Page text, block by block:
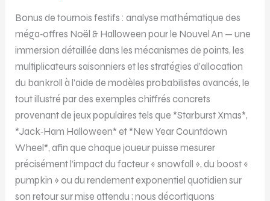
Bonus de tournois festifs : analyse mathématique des
méga‑offres Noël & Halloween pour le Nouvel An — une
immersion détaillée dans les mécanismes de points, les
multiplicateurs saisonniers et les stratégies d’allocation
du bankroll à l’aide de modèles probabilistes avancés, le
tout illustré par des exemples chiffrés concrets
provenant de jeux populaires tels que *Starburst Xmas*,
*Jack‑Ham Halloween* et *New Year Countdown
Wheel*, afin que chaque joueur puisse mesurer
précisément l’impact du facteur « snowfall », du boost «
pumpkin » ou du rendement exponentiel quotidien sur
son retour sur mise attendu ; nous décortiquons